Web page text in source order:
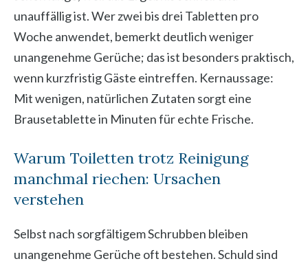
unauffällig ist. Wer zwei bis drei Tabletten pro
Woche anwendet, bemerkt deutlich weniger
unangenehme Gerüche; das ist besonders praktisch,
wenn kurzfristig Gäste eintreffen. Kernaussage:
Mit wenigen, natürlichen Zutaten sorgt eine
Brausetablette in Minuten für echte Frische.
Warum Toiletten trotz Reinigung
manchmal riechen: Ursachen
verstehen
Selbst nach sorgfältigem Schrubben bleiben
unangenehme Gerüche oft bestehen. Schuld sind